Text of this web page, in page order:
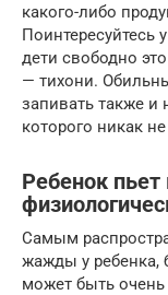
какого-либо
Поинтересуйтесь
дети свободно
— тихони.
запивать также и
которого никак
Ребенок
Самым
жажды у ребенка,
может быть